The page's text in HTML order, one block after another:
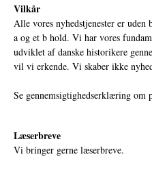
Vilkår
Alle vores nyhedstjenester er
a og et b hold. Vi har vores
udviklet af danske historikere
vil vi erkende. Vi skaber ikke
Se gennemsigtighedserklæring om
Læserbreve
Vi bringer gerne læserbreve.